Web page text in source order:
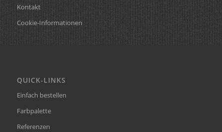
Kontakt
Cookie-Informationen
QUICK-LINKS
Einfach bestellen
Farbpalette
Referenzen